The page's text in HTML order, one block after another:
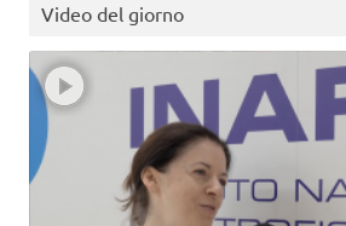
Video del giorno